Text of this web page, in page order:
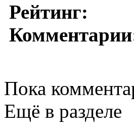
Рейтинг:
Пока
Ещё в разделе